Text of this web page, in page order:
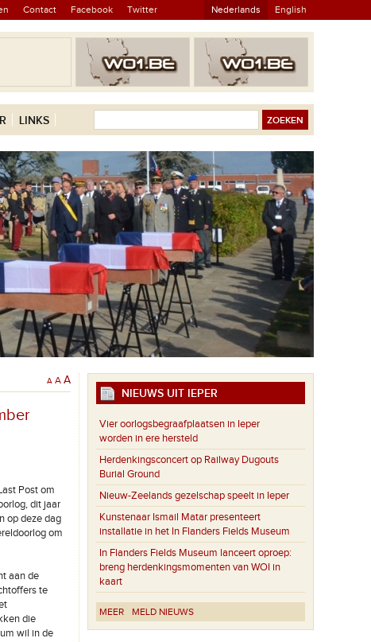
Contact Facebook Twitter Nederlands English
LINKS
A A A
Post om
dit jaar
op deze dag
om
aan de
te
die
wil in de
NIEUWS UIT IEPER
Vier oorlogsbegraafplaatsen in Ieper
worden in ere hersteld
Herdenkingsconcert op Railway Dugouts
Burial Ground
Nieuw-Zeelands gezelschap speelt in Ieper
Kunstenaar Ismail Matar presenteert
installatie in het In Flanders Fields Museum
In Flanders Fields Museum lanceert oproep:
breng herdenkingsmomenten van WOI in
kaart
MEER MELD NIEUWS